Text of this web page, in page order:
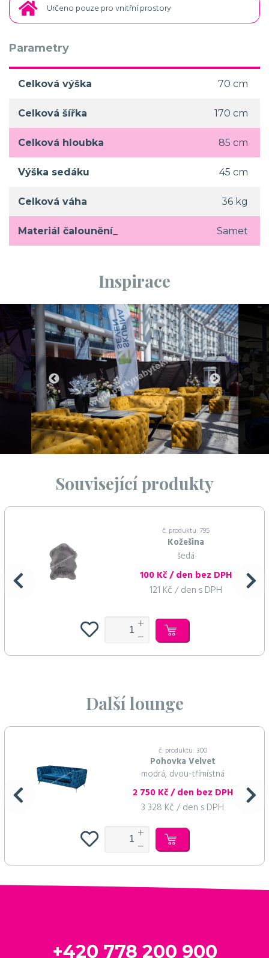
Určeno pouze pro vnitřní prostory
Parametry
Celková výška 70 cm
Celková šířka 170 cm
Celková hloubka 85 cm
Výška sedáku 45 cm
Celková váha 36 kg
Materiál čalounění_ Samet
Inspirace
Související produkty
č. produktu: 795
Kožešina
šedá
100 Kč / den bez DPH
121 Kč / den s DPH
Další lounge
č. produktu: 300
Pohovka Velvet
modrá, dvou-třímístná
2 750 Kč / den bez DPH
3 328 Kč / den s DPH
+420 778 200 900